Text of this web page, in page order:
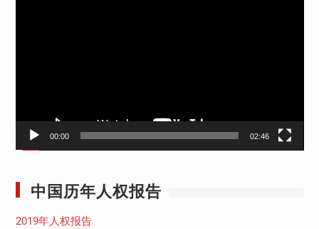
00:00 02:46
中国历年人权报告
2019年人权报告